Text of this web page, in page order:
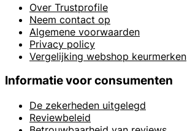
Over Trustprofile
Neem contact op
Algemene voorwaarden
Privacy policy
Vergelijking webshop keurmerken
Informatie voor consumenten
De zekerheden uitgelegd
Reviewbeleid